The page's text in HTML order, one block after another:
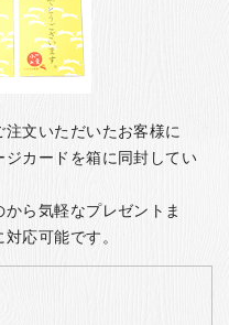
文いただいたお客様に
カードを箱に同封してい
ら気軽なプレゼントま
応可能です。